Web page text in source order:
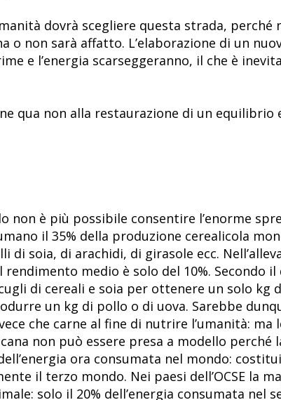
dovrà scegliere questa strada, perché
o non sarà affatto. L’elaborazione di un
e l’energia scarseggeranno, il che è
qua non alla restaurazione di un equilibrio
è più possibile consentire l’enorme
il 35% della produzione cerealicola
soia, di arachidi, di girasole ecc.
medio è solo del 10%. Secondo
di cereali e soia per ottenere un solo kg
un kg di pollo o di uova. Sarebbe
che carne al fine di nutrire l’umanità: ma
non può essere presa a modello perché
ora consumata nel mondo:
il terzo mondo. Nei paesi dell’OCSE la
solo il 20% dell’energia consumata nel